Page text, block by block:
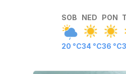
SOB
20 °C
NED
34 °C
PON
36 °C